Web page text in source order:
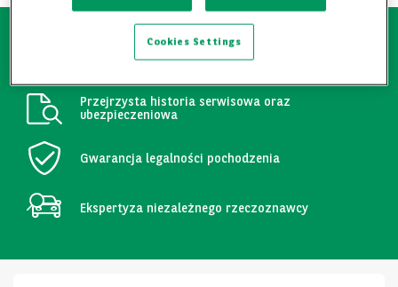
Pierwszy właściciel
Przejrzysta historia serwisowa oraz
ubezpieczeniowa
Gwarancja legalności pochodzenia
Ekspertyza niezależnego rzeczoznawcy
Cookies Settings